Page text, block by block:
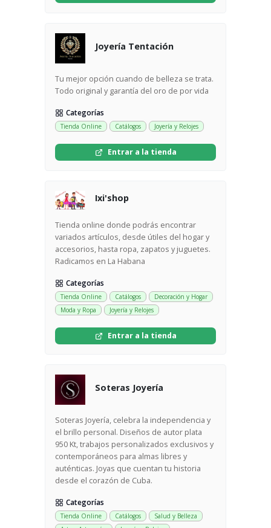
Joyería Tentación
Tu mejor opción cuando de belleza se trata.
Todo original y garantía del oro de por vida
Categorías
Tienda Online Catálogos Joyería y Relojes
Entrar a la tienda
Ixi'shop
Tienda online donde podrás encontrar
variados artículos, desde útiles del hogar y
accesorios, hasta ropa, zapatos y juguetes.
Radicamos en La Habana
Categorías
Tienda Online Catálogos
Decoración y Hogar
Moda y Ropa
Joyería y Relojes
Entrar a la tienda
Soteras Joyería
Soteras Joyería, celebra la independencia y
el brillo personal. Diseños de autor plata
950 Kt, trabajos personalizados exclusivos y
contemporáneos para almas libres y
auténticas. Joyas que cuentan tu historia
desde el corazón de Cuba.
Categorías
Tienda Online Catálogos
Salud y Belleza